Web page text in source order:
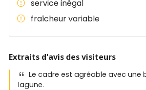
service inégal
fraîcheur variable
Extraits d'avis des visiteurs
Le cadre est agréable avec une
lagune.